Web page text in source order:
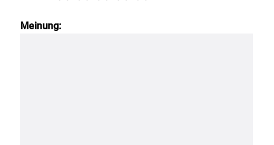
Meinung: